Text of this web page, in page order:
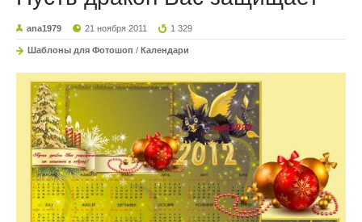
ana1979 21 ноября 2011 1 329
Шаблоны для Фотошоп / Календари